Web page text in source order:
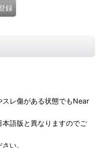
録
レ傷がある状態でもNear
語版と異なりますのでご
い。